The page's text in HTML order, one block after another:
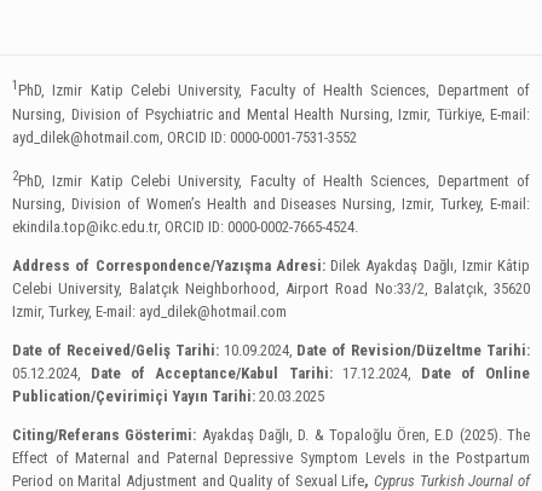
1 PhD, Izmir Katip Celebi University, Faculty of Health Sciences, Department of
Nursing, Division of Psychiatric and Mental Health Nursing, Izmir, Türkiye, E-mail:
ayd_dilek@hotmail.com , ORCID ID: 0000-0001-7531-3552
2PhD, Izmir Katip Celebi University, Faculty of Health Sciences, Department of
Nursing, Division of Women’s Health and Diseases Nursing, Izmir, Turkey, E-mail:
ekindila.top@ikc.edu.tr, ORCID ID: 0000-0002-7665-4524.
Address of Correspondence/Yazışma Adresi:Dilek Ayakdaş Dağlı, Izmir Kâtip
Celebi University, Balatçık Neighborhood, Airport Road No:33/2, Balatçık, 35620
Izmir, Turkey, E-mail: ayd_dilek@hotmail.com
Date of Received/Geliş Tarihi: 10.09.2024, Date of Revision/Düzeltme Tarihi:
05.12.2024, Date of Acceptance/Kabul Tarihi: 17.12.2024, Date of Online
Publication/Çevirimiçi Yayın Tarihi: 20.03.2025
Citing/Referans Gösterimi: Ayakdaş Dağlı, D. & Topaloğlu Ören, E.D (2025). The
Effect of Maternal and Paternal Depressive Symptom Levels in the Postpartum
Period on Marital Adjustment and Quality of Sexual Life,Cyprus Turkish Journal of